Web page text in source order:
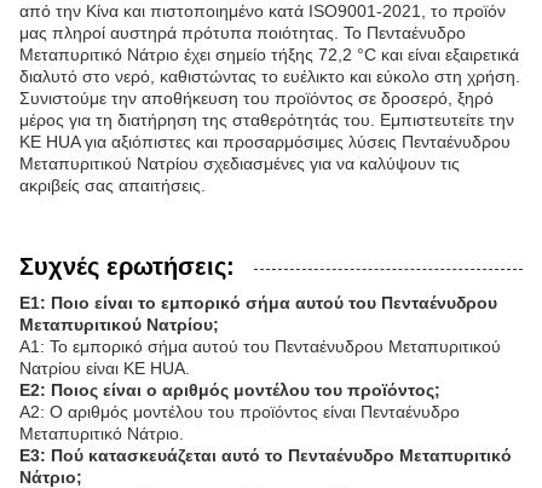
από την Κίνα και πιστοποιημένο κατά ISO9001-2021, το προϊόν
μας πληροί αυστηρά πρότυπα ποιότητας. Το Πενταένυδρο
Μεταπυριτικό Νάτριο έχει σημείο τήξης 72,2 °C και είναι εξαιρετικά
διαλυτό στο νερό, καθιστώντας το ευέλικτο και εύκολο στη χρήση.
Συνιστούμε την αποθήκευση του προϊόντος σε δροσερό, ξηρό
μέρος για τη διατήρηση της σταθερότητάς του. Εμπιστευτείτε την
KE HUA για αξιόπιστες και προσαρμόσιμες λύσεις Πενταένυδρου
Μεταπυριτικού Νατρίου σχεδιασμένες για να καλύψουν τις
ακριβείς σας απαιτήσεις.
Συχνές ερωτήσεις:
Ε1: Ποιο είναι το εμπορικό σήμα αυτού του Πενταένυδρου
Μεταπυριτικού Νατρίου;
Α1: Το εμπορικό σήμα αυτού του Πενταένυδρου Μεταπυριτικού
Νατρίου είναι KE HUA.
Ε2: Ποιος είναι ο αριθμός μοντέλου του προϊόντος;
Α2: Ο αριθμός μοντέλου του προϊόντος είναι Πενταένυδρο
Μεταπυριτικό Νάτριο.
Ε3: Πού κατασκευάζεται αυτό το Πενταένυδρο Μεταπυριτικό
Νάτριο;